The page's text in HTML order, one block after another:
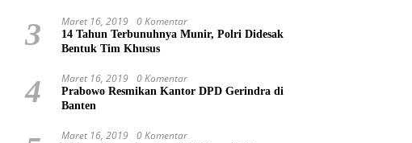
3 Maret 16, 2019 0 Komentar
14 Tahun Terbunuhnya Munir, Polri Didesak
Bentuk Tim Khusus
4 Maret 16, 2019 0 Komentar
Prabowo Resmikan Kantor DPD Gerindra di
Banten
Maret 16, 2019 0 Komentar